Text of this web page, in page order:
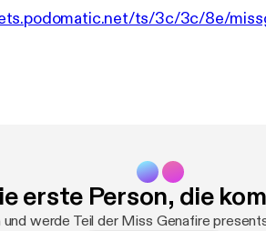
ts/3c/3c/8e/
erste Person, die
werde Teil der Miss Genafire